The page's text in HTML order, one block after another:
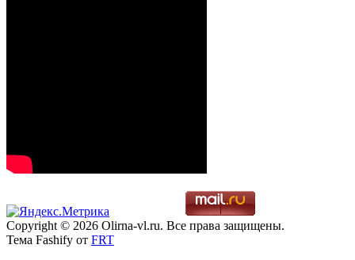
Copyright © 2026 Olirna-vl.ru. Все права защищены.
Тема Fashify от FRT